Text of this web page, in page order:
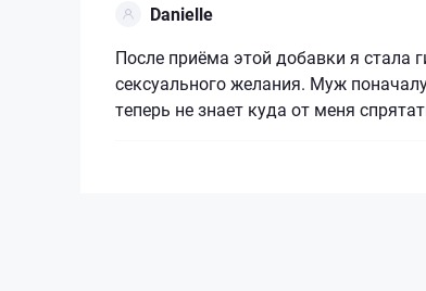
Danielle
После приёма этой добавки я стала
сексуального желания. Муж
теперь не знает куда от меня